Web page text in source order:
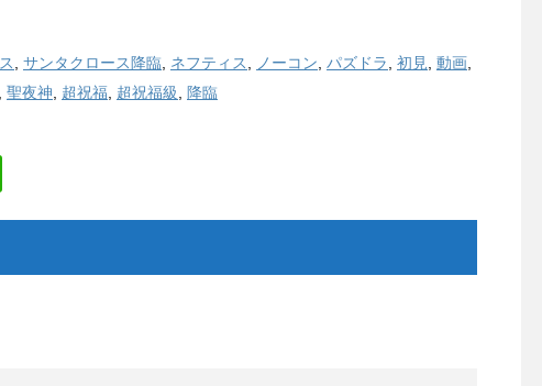
サンタクロース降臨 ネフティス ノーコン パズドラ 初見 動画
聖夜神 超祝福 超祝福級 降臨